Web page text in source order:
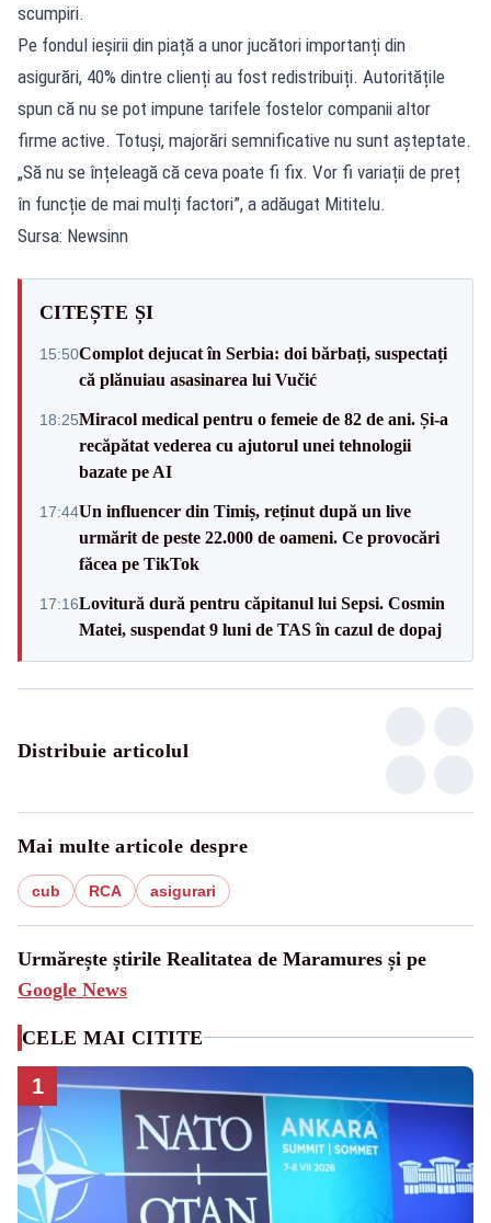
scumpiri.
Pe fondul ieșirii din piață a unor jucători importanți din
asigurări, 40% dintre clienți au fost redistribuiți. Autoritățile
spun că nu se pot impune tarifele fostelor companii altor
firme active. Totuși, majorări semnificative nu sunt așteptate.
„Să nu se înțeleagă că ceva poate fi fix. Vor fi variații de preț
în funcție de mai mulți factori”, a adăugat Mititelu.
Sursa: Newsinn
CITEȘTE ȘI
15:50Complot dejucat în Serbia: doi bărbați, suspectați
că plănuiau asasinarea lui Vučić
18:25Miracol medical pentru o femeie de 82 de ani. Și-a
recăpătat vederea cu ajutorul unei tehnologii
bazate pe AI
17:44Un influencer din Timiș, reținut după un live
urmărit de peste 22.000 de oameni. Ce provocări
făcea pe TikTok
17:16Lovitură dură pentru căpitanul lui Sepsi. Cosmin
Matei, suspendat 9 luni de TAS în cazul de dopaj
Distribuie articolul
Mai multe articole despre
cub RCA asigurari
Urmărește știrile Realitatea de Maramures și pe
Google News
CELE MAI CITITE
1